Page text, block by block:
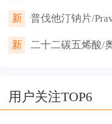
新 普伐他汀钠片/
新 二十二碳五烯酸/
用户关注TOP6